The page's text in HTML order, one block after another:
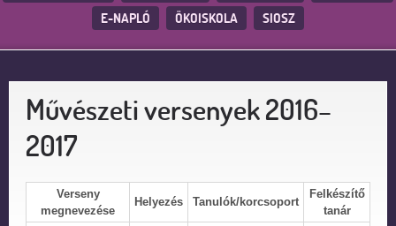
E-NAPLÓ
ÖKOISKOLA SIOSZ
Művészeti versenyek 2016–
2017
Verseny
megnevezése
Helyezés Tanulók/korcsoport
Felkészítő
tanár